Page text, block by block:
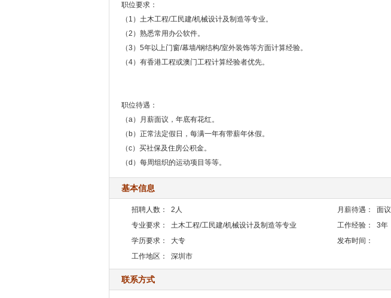
职位要求：
（1）土木工程/工民建/机械设计及制造等专业。
（2）熟悉常用办公软件。
（3）5年以上门窗/幕墙/钢结构/室外装饰等方面计算经验。
（4）有香港工程或澳门工程计算经验者优先。
职位待遇：
（a）月薪面议，年底有花红。
（b）正常法定假日，每满一年有带薪年休假。
（c）买社保及住房公积金。
（d）每周组织的运动项目等等。
基本信息
招聘人数： 2人 月薪待遇：
面议
专业要求：
土木工程/工民建/机械设计及制造等专业 工作经验：
3年
学历要求：
大专
发布时间：
工作地区：
深圳市
联系方式